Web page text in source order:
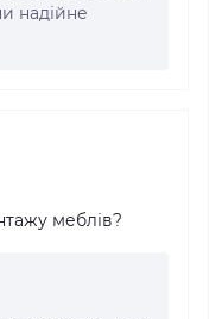
надійне
меблів?